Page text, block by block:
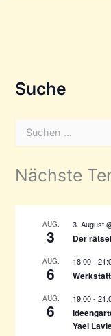
Suche
e
n
Nächste
AUG.
3
3. August
Der
AUG.
6
18:00-
AUG.
6
19:00-
Yael